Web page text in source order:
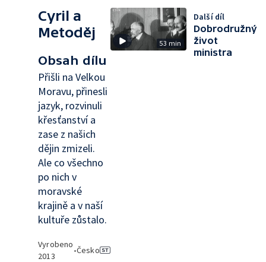
Cyril a
Metoděj
Obsah dílu
Přišli na Velkou
Moravu, přinesli
jazyk, rozvinuli
křesťanství a
zase z našich
dějin zmizeli.
Ale co všechno
po nich v
moravské
krajině a v naší
kultuře zůstalo.
Vyrobeno
2013
•Česko
53 min
Další díl
Dobrodružný
život
ministra